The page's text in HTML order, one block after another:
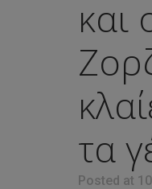
και
τα
Posted at